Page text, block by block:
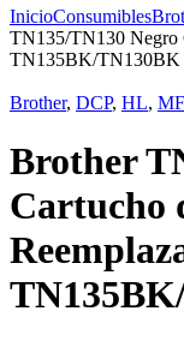
InicioConsumibles
TN135/TN130 Negro
TN135BK/TN130BK
Brother, DCP, HL,
Brother
Cartucho